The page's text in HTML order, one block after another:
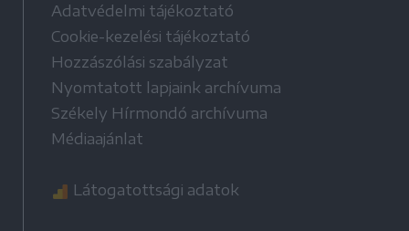
Adatvédelmi tájékoztató
Cookie-kezelési tájékoztató
Hozzászólási szabályzat
Nyomtatott lapjaink archívuma
Székely Hírmondó archívuma
Médiaajánlat
Látogatottsági adatok